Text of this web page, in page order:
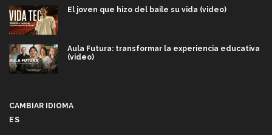
El joven que hizo del baile su vida (video)
Aula Futura: transformar la experiencia educativa
(video)
CAMBIAR IDIOMA
ES